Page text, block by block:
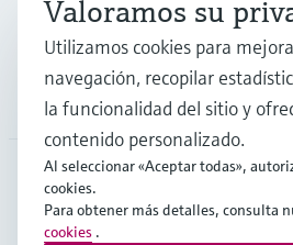
Soporte
Compañía
ESP•Español
Valoramos su
Utilizamos cookies para
navegación, recopilar
la funcionalidad del sitio y
contenido personalizado.
Al seleccionar «Aceptar todas»,
cookies.
Para obtener más detalles, consulta
cookies .